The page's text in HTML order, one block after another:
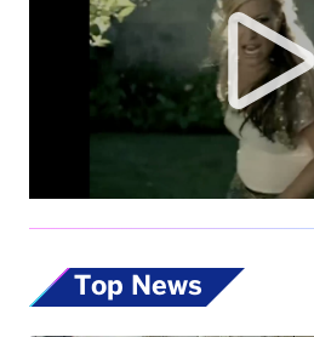
Top News